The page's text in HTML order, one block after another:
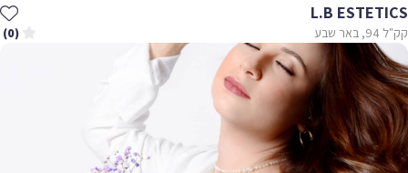
L.B ESTETICS
קק"ל 94, באר שבע (0)